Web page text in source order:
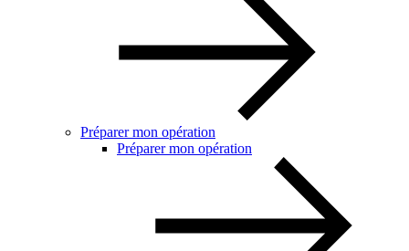
Préparer mon opération
Préparer mon opération